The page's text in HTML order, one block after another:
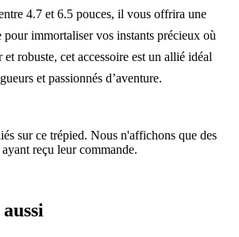
4.7 et 6.5 pouces, il vous offrira une
immortaliser vos instants précieux où
robuste, cet accessoire est un allié idéal
et passionnés d’aventure.
sur ce trépied. Nous n'affichons que des
reçu leur commande.